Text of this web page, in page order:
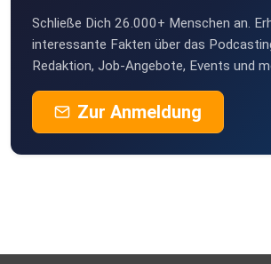
Schließe Dich 26.000+ Menschen an.
interessante Fakten über das
Redaktion, Job-Angebote, Events und
Zur Anmeldung